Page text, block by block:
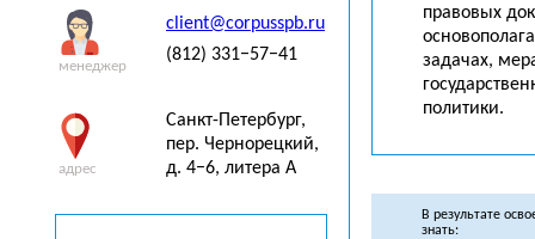
правовых
задачах,
политики.
В результате
знать:
менеджер
client@corpusspb.ru
(812) 331−57−41
адрес
Санкт-Петербург,
пер. Чернорецкий,
д. 4−6, литера А